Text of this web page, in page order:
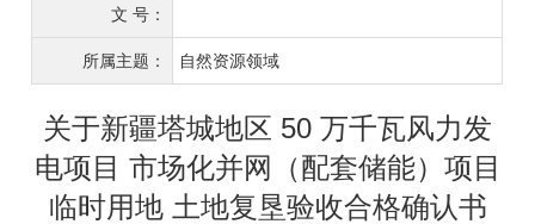
文 号：
所属主题： 自然资源领域
关于新疆塔城地区 50 万千瓦风力发
电项目 市场化并网（配套储能）项目
临时用地 土地复垦验收合格确认书